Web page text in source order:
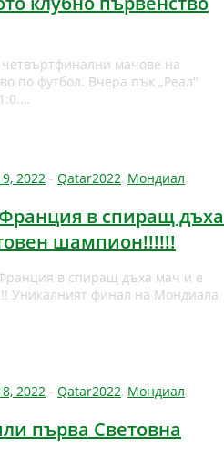
мачове на
по футбол. Вчера пък „Реал“
2022 - Qatar2022, Мондиал,
в спиращ дъха
шампион!!!!!!
в спиращ дъха мач и е
Уникалният финал на Мондиала
2022 - Qatar2022, Мондиал,
първа Световна